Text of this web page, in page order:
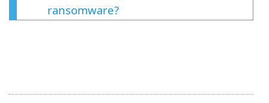
ransomware?